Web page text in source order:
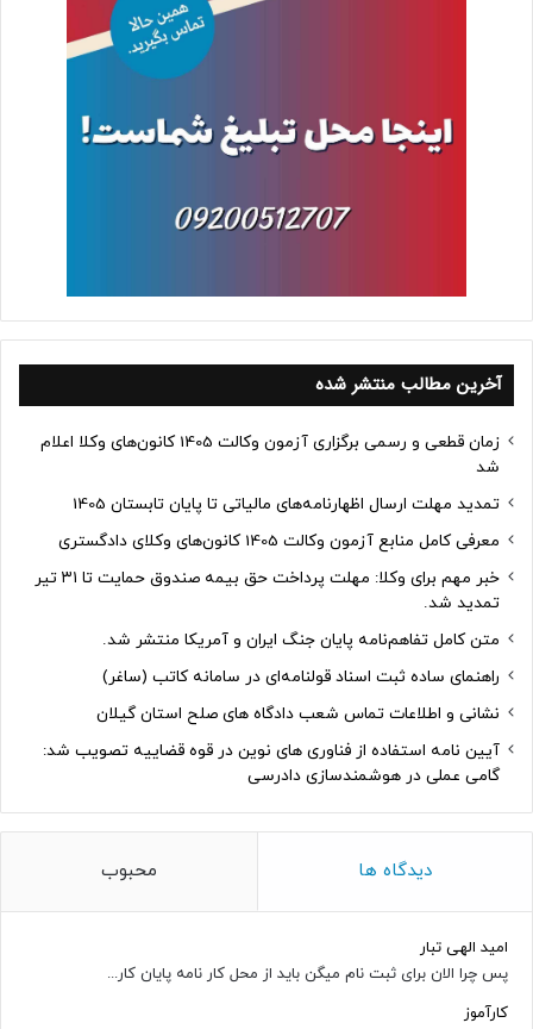
آخرین مطالب منتشر شده
زمان قطعی و رسمی برگزاری آزمون وکالت 1405 کانون‌های وکلا اعلام
شد
تمدید مهلت ارسال اظهارنامه‌های مالیاتی تا پایان تابستان 1405
معرفی کامل منابع آزمون وکالت 1405 کانون‌های وکلای دادگستری
خبر مهم برای وکلا: مهلت پرداخت حق بیمه صندوق حمایت تا ۳۱ تیر
تمدید شد.
متن کامل تفاهم‌نامه پایان جنگ ایران و آمریکا منتشر شد.
راهنمای ساده ثبت اسناد قولنامه‌ای در سامانه کاتب (ساغر)
نشانی و اطلاعات تماس شعب دادگاه های صلح استان گیلان
آیین نامه استفاده از فناوری های نوین در قوه قضاییه تصویب شد:
گامی عملی در هوشمندسازی دادرسی
دیدگاه ها محبوب
امید الهی تبار
پس چرا الان برای ثبت نام میگن باید از محل کار نامه پایان کار...
کارآموز